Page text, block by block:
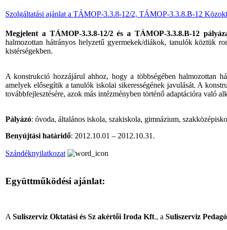
Szolgáltatási ajánlat a TÁMOP-3.3.8-12/2, TÁMOP-3.3.8.B-12
Megjelent a TÁMOP-3.3.8-12/2 és a TÁMOP-3.3.8.B-12
halmozottan hátrányos helyzetű gyermekek/diákok, tanulók köztük
kistérségekben.
A konstrukció hozzájárul ahhoz, hogy a többségében halmozottan
amelyek elősegítik a tanulók iskolai sikerességének javulását. A
továbbfejlesztésére, azok más intézményben történő adaptációra való
Pályázó: óvoda, általános iskola, szakiskola, gimnázium,
Benyújtási határidő: 2012.10.01 – 2012.10.31.
Szándéknyilatkozat
Együttműködési ajánlat:
A Suliszerviz Oktatási és Sz akértői Iroda Kft., a Suliszerviz